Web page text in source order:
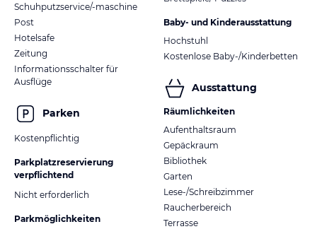
Schuhputzservice/-maschine
Post
Hotelsafe
Zeitung
Informationsschalter für
Ausflüge
Parken
Kostenpflichtig
Parkplatzreservierung
verpflichtend
Nicht erforderlich
Parkmöglichkeiten
Baby- und Kinderausstattung
Hochstuhl
Kostenlose Baby-/Kinderbetten
Ausstattung
Räumlichkeiten
Aufenthaltsraum
Gepäckraum
Bibliothek
Garten
Lese-/Schreibzimmer
Raucherbereich
Terrasse